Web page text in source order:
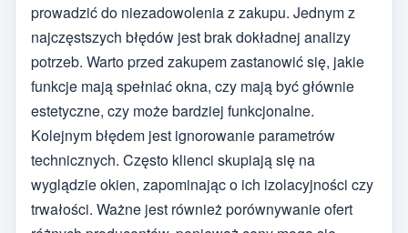
prowadzić do niezadowolenia z zakupu. Jednym z
najczęstszych błędów jest brak dokładnej analizy
potrzeb. Warto przed zakupem zastanowić się, jakie
funkcje mają spełniać okna, czy mają być głównie
estetyczne, czy może bardziej funkcjonalne.
Kolejnym błędem jest ignorowanie parametrów
technicznych. Często klienci skupiają się na
wyglądzie okien, zapominając o ich izolacyjności czy
trwałości. Ważne jest również porównywanie ofert